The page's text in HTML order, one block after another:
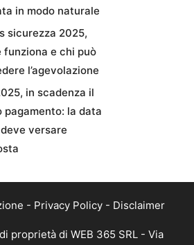
in modo naturale
sicurezza 2025,
funziona e chi può
l’agevolazione
in scadenza il
pagamento: la data
versare
- Privacy Policy - Disclaimer
proprietà di WEB 365 SRL - Via